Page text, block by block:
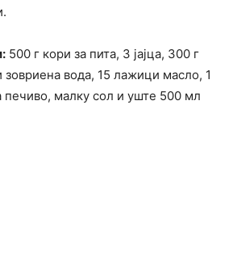
500 г кори за пита, 3 јајца, 300 г
вода, 15 лажици масло, 1
малку сол и уште 500 мл